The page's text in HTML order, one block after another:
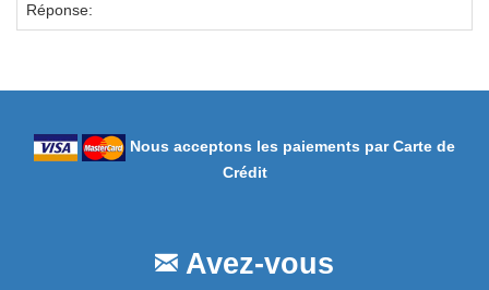
Réponse:
Nous acceptons les paiements par Carte de
Crédit
Avez-vous